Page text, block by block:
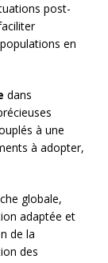
post-
en
dans
à une
à adopter,
globale,
adaptée et
de la
des